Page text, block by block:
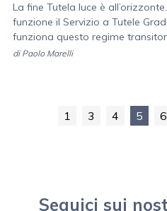
La fine Tutela luce è
funzione il Servizio a Tutele
funziona questo regime
di Paolo Marelli
1 3 4 5 6
Seguici sui